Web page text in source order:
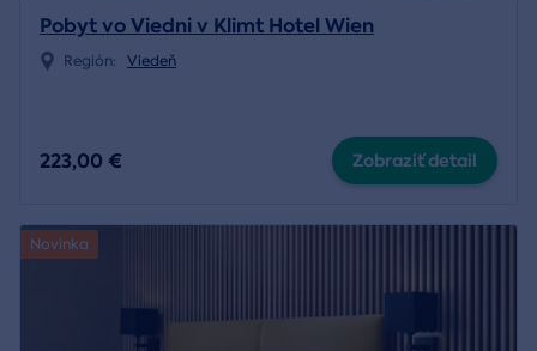
Pobyt vo Viedni v Klimt Hotel Wien
Región: Viedeň
223,00 € Zobraziť detail
Novinka